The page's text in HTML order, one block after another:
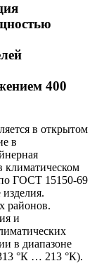
400
в открытом
в
климатическом
ГОСТ 15150-69
районов.
и
в диапазоне
°К … 213 °К).